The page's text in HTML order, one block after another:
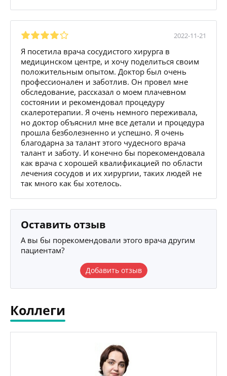
2022-11-21
Я посетила врача сосудистого хирурга в
медицинском центре, и хочу поделиться своим
положительным опытом. Доктор был очень
профессионален и заботлив. Он провел мне
обследование, рассказал о моем плачевном
состоянии и рекомендовал процедуру
скалеротерапии. Я очень немного переживала,
но доктор объяснил мне все детали и процедура
прошла безболезненно и успешно. Я очень
благодарна за талант этого чудесного врача
талант и заботу. И конечно бы порекомендовала
как врача с хорошей квалификацией по области
лечения сосудов и их хирургии, таких людей не
так много как бы хотелось.
Оставить отзыв
А вы бы порекомендовали этого врача другим
пациентам?
Добавить отзыв
Коллеги